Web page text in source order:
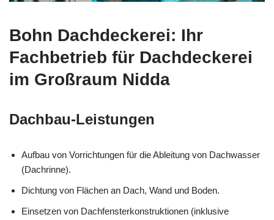
Bohn Dachdeckerei: Ihr
Fachbetrieb für Dachdeckerei
im Großraum Nidda
Dachbau-Leistungen
Aufbau von Vorrichtungen für die Ableitung von Dachwasser
(Dachrinne).
Dichtung von Flächen an Dach, Wand und Boden.
Einsetzen von Dachfensterkonstruktionen (inklusive